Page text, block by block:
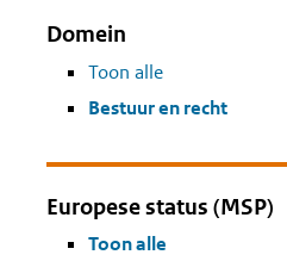
Domein
Toon alle
Bestuur en recht
Europese status (MSP)
Toon alle